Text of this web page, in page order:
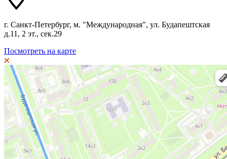
г. Санкт-Петербург, м. "Международная", ул. Будапештская
д.11, 2 эт., сек.29
Посмотреть на карте